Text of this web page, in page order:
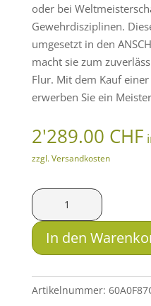
oder bei
Gewehrdisziplinen.
umgesetzt in den
macht sie zum
Flur. Mit dem Kauf
erwerben Sie ein
2'289.00 CHF
zzgl. Versandkosten
Anschütz
1710
D
HB
-
In den
Artikelnummer: